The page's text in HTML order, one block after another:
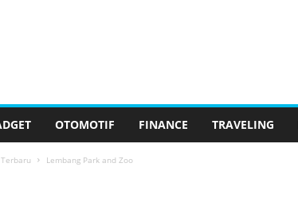
OTOMOTIF FINANCE TRAVELING
Lembang Park and Zoo